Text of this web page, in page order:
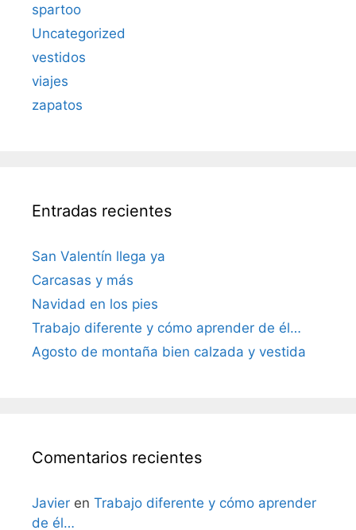
spartoo
Uncategorized
vestidos
viajes
zapatos
Entradas recientes
San Valentín llega ya
Carcasas y más
Navidad en los pies
Trabajo diferente y cómo aprender de él…
Agosto de montaña bien calzada y vestida
Comentarios recientes
Javier en Trabajo diferente y cómo aprender
de él…